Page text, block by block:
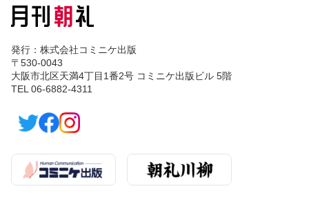
発行：株式会社コミニケ出版
〒530-0043
大阪市北区天満4丁目1番2号 コミニケ出版ビル 5階
TEL 06-6882-4311